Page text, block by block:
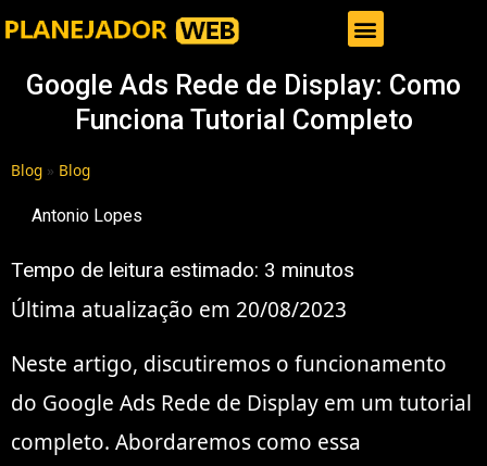
Google Ads Rede de Display: Como
Funciona Tutorial Completo
Blog » Blog
Antonio Lopes
Tempo de leitura estimado: 3 minutos
Última atualização em 20/08/2023
Neste artigo, discutiremos o funcionamento
do Google Ads Rede de Display em um tutorial
completo. Abordaremos como essa